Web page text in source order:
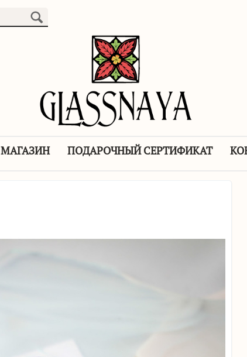
МАГАЗИН ПОДАРОЧНЫЙ СЕРТИФИКАТ